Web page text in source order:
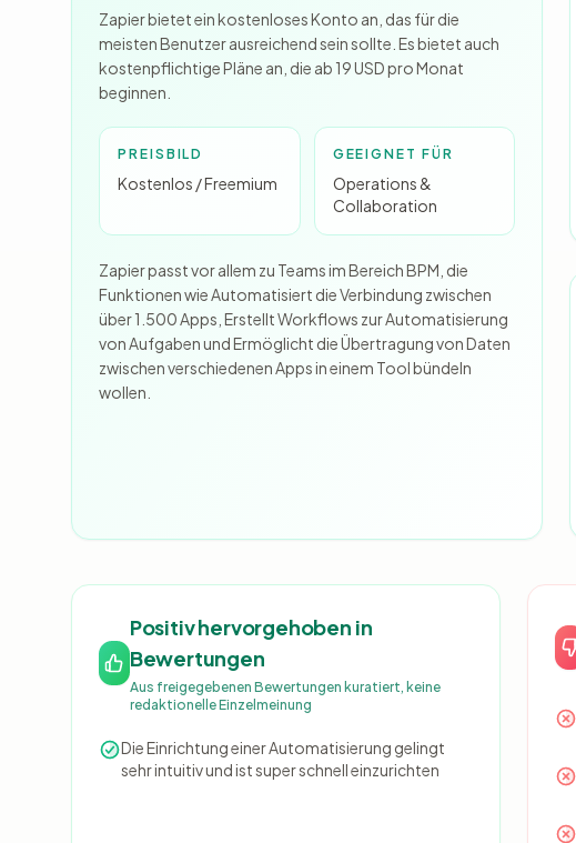
Zapier bietet ein kostenloses Konto an, das für die
meisten Benutzer ausreichend sein sollte. Es bietet auch
kostenpflichtige Pläne an, die ab 19 USD pro Monat
beginnen.
PREISBILD
Kostenlos / Freemium
GEEIGNET FÜR
Operations &
Collaboration
Zapier passt vor allem zu Teams im Bereich BPM, die
Funktionen wie Automatisiert die Verbindung zwischen
über 1.500 Apps, Erstellt Workflows zur Automatisierung
von Aufgaben und Ermöglicht die Übertragung von Daten
zwischen verschiedenen Apps in einem Tool bündeln
wollen.
Positiv hervorgehoben in
Bewertungen
Aus freigegebenen Bewertungen kuratiert, keine
redaktionelle Einzelmeinung
Die Einrichtung einer Automatisierung gelingt
sehr intuitiv und ist super schnell einzurichten